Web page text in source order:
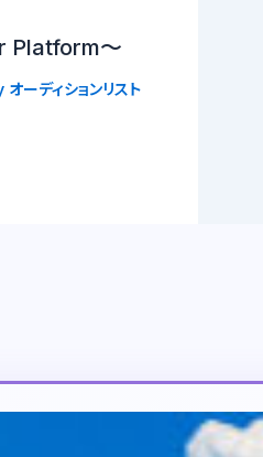
Platform〜
オーディションリスト